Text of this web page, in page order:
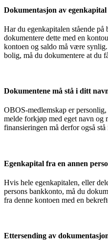
Dokumentasjon av egenkapital
Har du egenkapitalen stående
dokumentere dette med en
kontoen og saldo må være
bolig, må du dokumentere at du
Dokumentene må stå i ditt
OBOS-medlemskap er
melde forkjøp med eget navn og
finansieringen må derfor også
Egenkapital fra en annen
Hvis hele egenkapitalen, eller
persons bankkonto, må du
fra denne kontoen med en
Ettersending av